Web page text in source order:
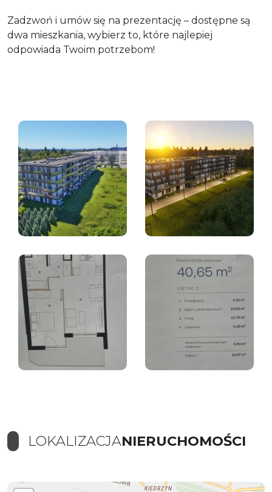
Zadzwoń i umów się na prezentację – dostępne są
dwa mieszkania, wybierz to, które najlepiej
odpowiada Twoim potrzebom!
LOKALIZACJANIERUCHOMOŚCI